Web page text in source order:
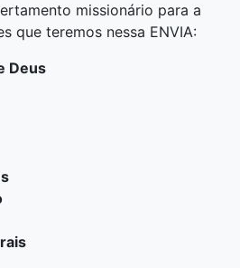
missionário para a
que teremos nessa ENVIA:
Deus